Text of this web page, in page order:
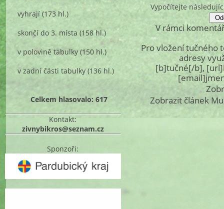
vyhrají (173 hl.)
skončí do 3. místa (158 hl.)
v polovině tabulky (150 hl.)
v zadní části tabulky (136 hl.)
Celkem hlasovalo: 617
Kontakt:
zivnybikros@seznam.cz
Sponzoři:
Vypočítejte
V rámci
Pro vložení tučného
adresy
[b]tučné[/b],
Zobrazit článek